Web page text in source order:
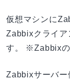
仮想マシンに
Zabbixクライア
す。 ※Zabbixの
Zabbixサーバー